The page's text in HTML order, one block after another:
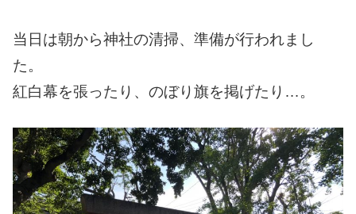
当日は朝から神社の清掃、準備が行われまし
た。
紅白幕を張ったり、のぼり旗を掲げたり…。